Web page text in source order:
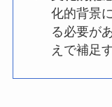
化的背景
る必要が
えで補足